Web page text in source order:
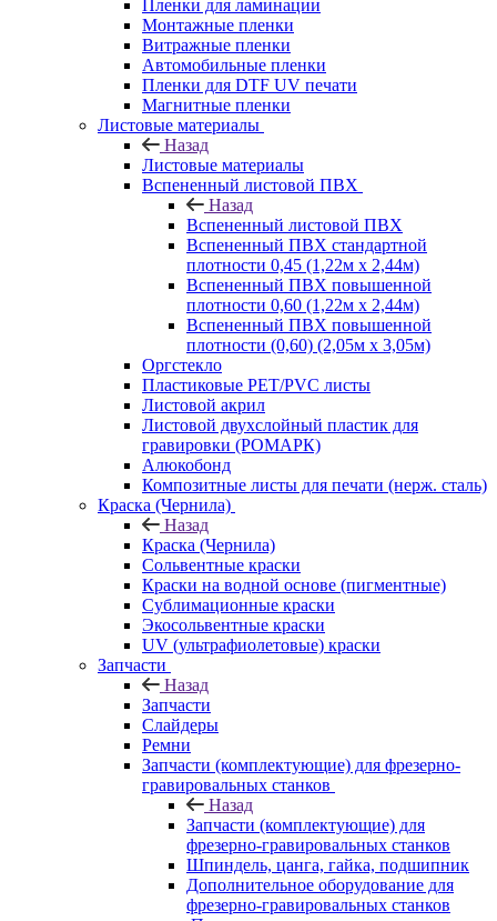
Пленки для ламинации
Монтажные пленки
Витражные пленки
Автомобильные пленки
Пленки для DTF UV печати
Магнитные пленки
Листовые материалы
Назад
Листовые материалы
Вспененный листовой ПВХ
Назад
Вспененный листовой ПВХ
Вспененный ПВХ стандартной
плотности 0,45 (1,22м х 2,44м)
Вспененный ПВХ повышенной
плотности 0,60 (1,22м х 2,44м)
Вспененный ПВХ повышенной
плотности (0,60) (2,05м х 3,05м)
Оргстекло
Пластиковые PET/PVC листы
Листовой акрил
Листовой двухслойный пластик для
гравировки (РОМАРК)
Алюкобонд
Композитные листы для печати (нерж. сталь)
Краска (Чернила)
Назад
Краска (Чернила)
Сольвентные краски
Краски на водной основе (пигментные)
Сублимационные краски
Экосольвентные краски
UV (ультрафиолетовые) краски
Запчасти
Назад
Запчасти
Слайдеры
Ремни
Запчасти (комплектующие) для фрезерно-
гравировальных станков
Назад
Запчасти (комплектующие) для
фрезерно-гравировальных станков
Шпиндель, цанга, гайка, подшипник
Дополнительное оборудование для
фрезерно-гравировальных станков